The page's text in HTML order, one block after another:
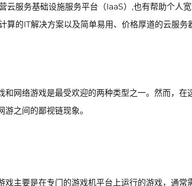
云服务基础设施服务平台（IaaS）,也有帮助个人
的IT解决方案以及简单易用、价格厚道的云服务
网络游戏是最受欢迎的两种类型之一。然而，在
之间的鄙视链现象。
主要是在专门的游戏机平台上运行的游戏，通常